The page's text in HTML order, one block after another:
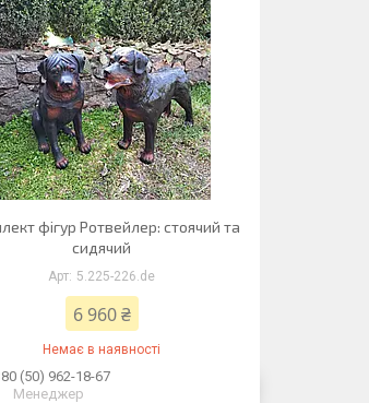
фігур Ротвейлер: стоячий та
сидячий
5.225-226.de
6 960 ₴
Немає в наявності
(50) 962-18-67
Менеджер